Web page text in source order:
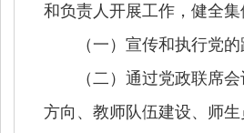
和负责人开展工作，健全
（一）宣传和执行党的
（二）通过党政联席会
方向、教师队伍建设、师